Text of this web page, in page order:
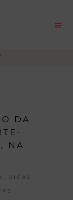
DA
NA
DICAS